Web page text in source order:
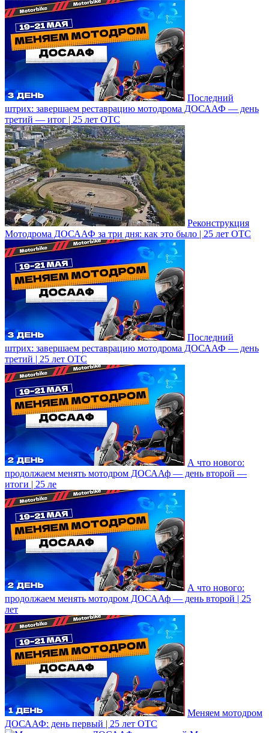
Последний
штрих: завершаем реставрацию мотодрома ДОСААФ — день
третий — итог | 25 лет ОТС
Реконструкция
Мотодрома ДОСААФ за три дня: как это было | 25 лет ОТС
Последний
штрих: завершаем реставрацию мотодрома ДОСААФ — день
третий | 25 лет ОТС
А что нового:
продолжаем менять мотодром ДОСААф — день второй —
итоги | 25 ле
А что нового:
продолжаем менять мотодром ДОСААф — день второй | 25
лет
Меняем мотодром
ДОСААФ: день первый | 25 лет ОТС